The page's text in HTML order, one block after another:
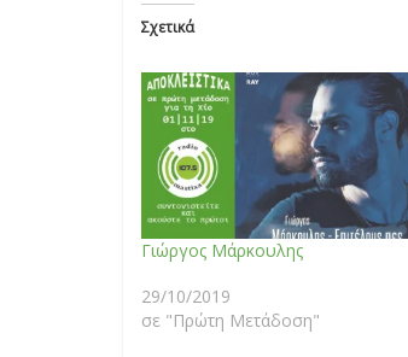
Σχετικά
Γιώργος Μάρκουλης
29/10/2019
σε "Πρώτη Μετάδοση"